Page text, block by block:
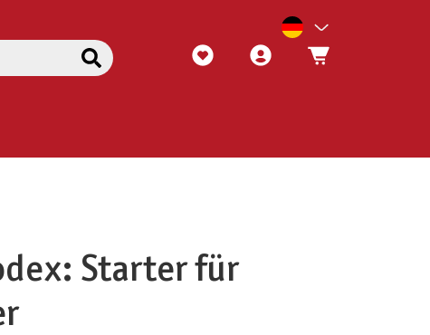
Starter für